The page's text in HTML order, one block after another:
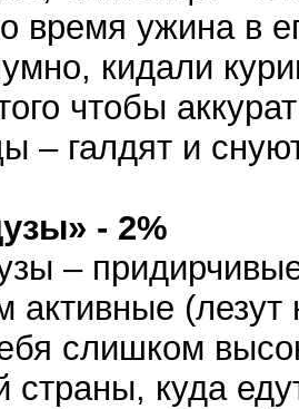
время ужина в
кидали
чтобы
– галдят и
- 2%
–
активные
слишком
страны, куда